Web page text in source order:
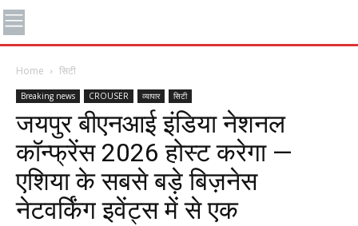
Home सिटी
Breaking news CROUSER व्यापार सिटी
जयपुर बीएनआई इंडिया नेशनल
कॉन्फ्रेंस 2026 होस्ट करेगा —
एशिया के सबसे बड़े बिज़नेस
नेटवर्किंग इवेंट्स में से एक